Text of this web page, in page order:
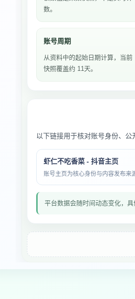
数。
账号周期
从资料中的起始日期计算，当前
快照覆盖约 11天。
以下链接用于核对账号身份、公
虾仁不吃香菜 - 抖音主页
账号主页为核心身份与内容发布来
平台数据会随时间动态变化，具